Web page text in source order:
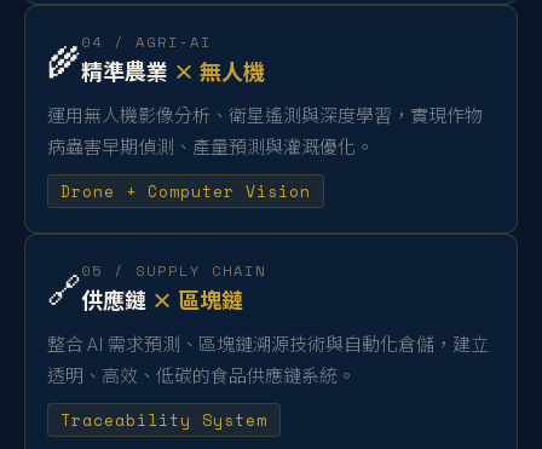
🌾04 / AGRI-AI
精準農業 × 無人機
運用無人機影像分析、衛星遙測與深度學習，實現作物
病蟲害早期偵測、產量預測與灌溉優化。
Drone + Computer Vision
🔗05 / SUPPLY CHAIN
供應鏈 × 區塊鏈
整合 AI 需求預測、區塊鏈溯源技術與自動化倉儲，建立
透明、高效、低碳的食品供應鏈系統。
Traceability System